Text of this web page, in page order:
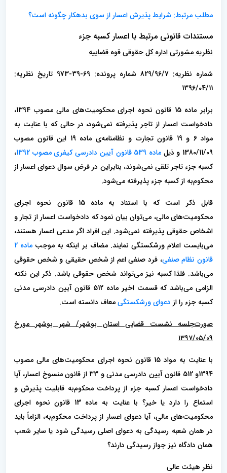
مطلب مرتبط: شرایط پذیرش اعسار از سوی بدهکار چگونه است؟
مستندات قانونی مرتبط با اعسار کسبه جزء
نظریه مشورتی اداره کل حقوقی قوه قضاییه
شماره نظریه: 829/96/7 شماره پرونده: 69-39-973 تاریخ نظریه:
1396/04/11
برابر ماده 15 قانون نحوه اجرای محکومیت‌های مالی مصوب 1394،
دادخواست اعسار از تاجر پذیرفته نمی‌شود، در حالی که با عنایت به
مواد 6 و 19 قانون تجارت و نظامنامه‌ی ماده 19 این قانون مصوب
1380/11/09 و ذیل
ماده 539 قانون آیین دادرسی کیفری مصوب 1392
،
کسبه جزء تاجر تلقی نمی‌شوند، بنابراین در فرض سوال دعوای اعسار از
محکوم‌به از کسبه جزء پذیرفته می‌شود.
قابل ذکر است که با استناد به ماده 15 قانون نحوه اجرای
محکومیت‌های مالی، می‌توان بیان نمود که دادخواست اعسار از تجار و
اشخاص حقوقی پذیرفته نمی‌شود. این افراد ‌اگر مدعی اعسار هستند،
می‌بایست اعلام ورشکستگی نمایند. مضاف بر اینکه به موجب
ماده 2
قانون نظام صنفی، فرد صنفی اعم از شخص حقیقی و شخص حقوقی
می‌باشد. فلذا کسبه نیز می‌تواند شخص حقوقی باشد. ذکر این نکته
الزامی می‌باشد که قسمت اخیر ماده 512 قانون آیین دادرسی مدنی
کسبه جزء را از دعوای ورشکستگیمعاف دانسته است.
صورت‌جلسه نشست قضایی استان بوشهر/ شهر بوشهر مورخ
۱۳۹۷/۰۵/۰۹
با عنایت به مواد 15 قانون نحوه اجرای محکومیت‌های مالی مصوب
1394و 512 قانون آیین دادرسی مدنی و 33 از قانون منسوخ اعسار، آیا
دادخواست اعسار کسبه جزء از پرداخت محکوم‌به قابلیت پذیرش و
استماع را دارد یا خیر؟ با عنایت به ماده 13 قانون نحوه اجرای
محکومیت‌های مالی، آیا دعوای اعسار از پرداخت محکوم‌به، الزاماً باید
در همان شعبه رسیدگی به دعوای اصلی رسیدگی شود یا سایر شعب
همان دادگاه نیز جواز رسیدگی دارند؟
نظر هیئت عالی